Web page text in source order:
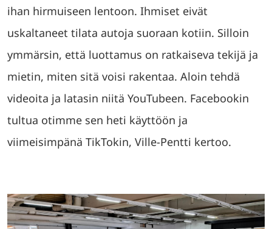
ihan hirmuiseen lentoon. Ihmiset eivät
uskaltaneet tilata autoja suoraan kotiin. Silloin
ymmärsin, että luottamus on ratkaiseva tekijä ja
mietin, miten sitä voisi rakentaa. Aloin tehdä
videoita ja latasin niitä YouTubeen. Facebookin
tultua otimme sen heti käyttöön ja
viimeisimpänä TikTokin, Ville-Pentti kertoo.